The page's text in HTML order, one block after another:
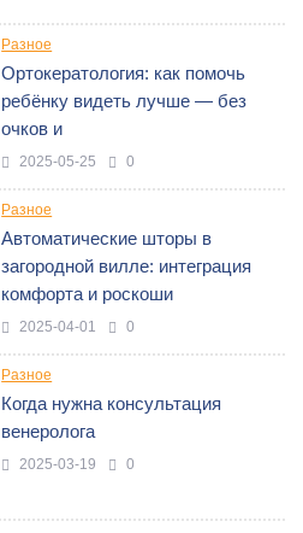
Разное
Ортокератология: как помочь
ребёнку видеть лучше — без
очков и
2025-05-25 0
Разное
Автоматические шторы в
загородной вилле: интеграция
комфорта и роскоши
2025-04-01 0
Разное
Когда нужна консультация
венеролога
2025-03-19 0